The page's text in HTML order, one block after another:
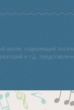
архив, содержащий
и т.д.,